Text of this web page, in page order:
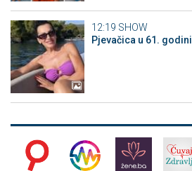
12:19 SHOW
Pjevačica u 61.